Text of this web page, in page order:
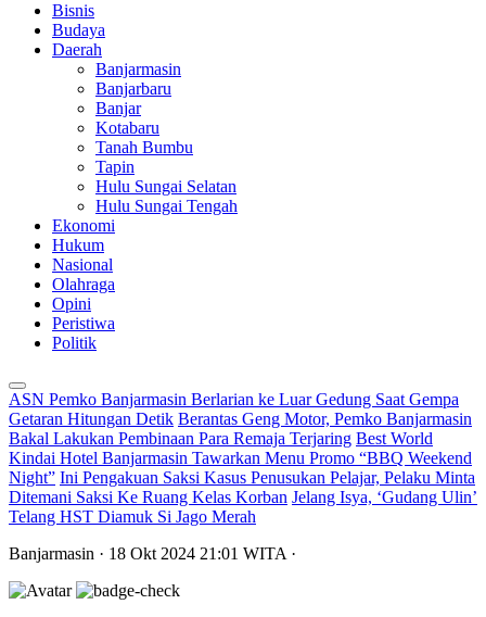
Bisnis
Budaya
Daerah
Banjarmasin
Banjarbaru
Banjar
Kotabaru
Tanah Bumbu
Tapin
Hulu Sungai Selatan
Hulu Sungai Tengah
Ekonomi
Hukum
Nasional
Olahraga
Opini
Peristiwa
Politik
ASN Pemko Banjarmasin Berlarian ke Luar Gedung Saat Gempa
Getaran Hitungan Detik Berantas Geng Motor, Pemko Banjarmasin
Bakal Lakukan Pembinaan Para Remaja Terjaring Best World
Kindai Hotel Banjarmasin Tawarkan Menu Promo “BBQ Weekend
Night” Ini Pengakuan Saksi Kasus Penusukan Pelajar, Pelaku Minta
Ditemani Saksi Ke Ruang Kelas Korban Jelang Isya, ‘Gudang Ulin’
Telang HST Diamuk Si Jago Merah
Banjarmasin · 18 Okt 2024 21:01 WITA ·